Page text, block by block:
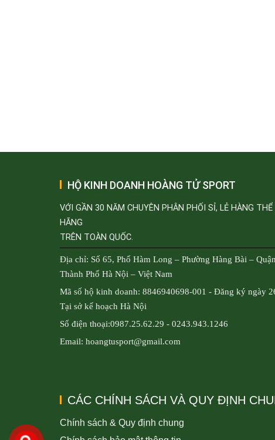
HỘ KINH DOANH HOÀNG TỬ SPORT
VỚI GẦN 30 NĂM CHUYÊN PHÂN PHỐI SỈ, LẺ HÀNG
HÃNG
TRÊN TOÀN QUỐC.
Địa chỉ: Số 65, Phố Hàm Long – Phường Hàng Bài –
Thành Phố Hà Nội – Việt Nam
Mã số hộ kinh doanh: 8846940698-001 - Đăng ký ngày
Tại sở kế hoạch Hà Nội
Số điện thoại:0987.25.62.29 - 0243.943.1246
Email: hoangtusport@gmail.com
CÁC CHÍNH SÁCH VÀ QUY ĐỊNH
Chính sách & Quy định chung